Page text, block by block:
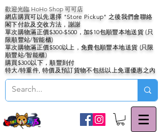
歡迎光臨 HoHo Shop 可可店
網店購買可以先選擇 "Store Pickup" 之後我們會聯絡
閣下付款及交收方法，謝謝
單次購物滿正價$300-$500，加$10包順豐本地送貨 (只
限順豐站/智能櫃)
單次購物滿正價$500以上，免費包順豐本地送貨 (只限
順豐站/智能櫃)
購買$300以下，順豐到付
特大/特重件, 特價及預訂貨物不包括以上免運優惠之內